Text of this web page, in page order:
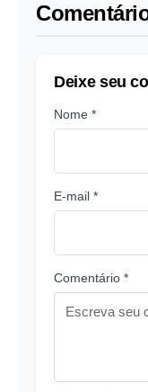
Deixe seu
Nome *
E-mail *
Comentário *